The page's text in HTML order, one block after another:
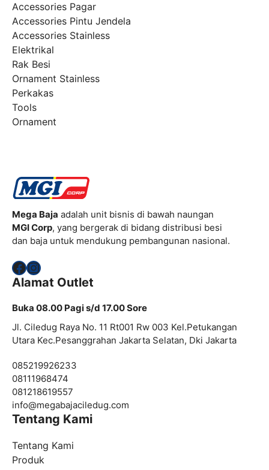
Accessories Pagar
Accessories Pintu Jendela
Accessories Stainless
Elektrikal
Rak Besi
Ornament Stainless
Perkakas
Tools
Ornament
Mega Baja adalah unit bisnis di bawah naungan
MGI Corp, yang bergerak di bidang distribusi besi
dan baja untuk mendukung pembangunan nasional.
Facebook
Instagram
Alamat Outlet
Buka 08.00 Pagi s/d 17.00 Sore
Jl. Ciledug Raya No. 11 Rt001 Rw 003 Kel.Petukangan
Utara Kec.Pesanggrahan Jakarta Selatan, Dki Jakarta
085219926233
08111968474
081218619557
info@megabajaciledug.com
Tentang Kami
Tentang Kami
Produk